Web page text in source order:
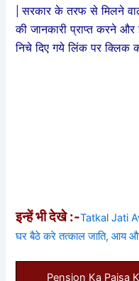
|सरकार के तरफ से मिलने
की जानकारी प्राप्त करने
निचे दिए गये लिंक पर क्लिक
इन्हें भी देखे :-Tatkal Jati
घर बैठे करे तत्काल जाति, आय
Pension Ka Paisa